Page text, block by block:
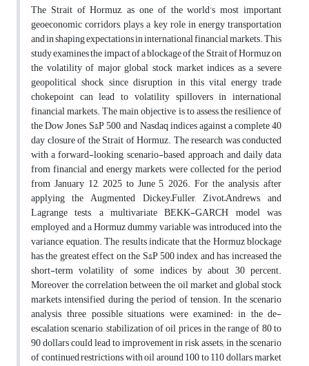
The Strait of Hormuz, as one of the world’s most important
geoeconomic corridors, plays a key role in energy transportation
and in shaping expectations in international financial markets. This
study examines the impact of a blockage of the Strait of Hormuz on
the volatility of major global stock market indices as a severe
geopolitical shock, since disruption in this vital energy trade
chokepoint can lead to volatility spillovers in international
financial markets. The main objective is to assess the resilience of
the Dow Jones, S&P 500, and Nasdaq indices against a complete 40
day closure of the Strait of Hormuz. The research was conducted
with a forward-looking, scenario-based approach, and daily data
from financial and energy markets were collected for the period
from January 12, 2025 to June 5, 2026. For the analysis, after
applying the Augmented Dickey–Fuller, Zivot–Andrews, and
Lagrange tests, a multivariate BEKK-GARCH model was
employed, and a Hormuz dummy variable was introduced into the
variance equation. The results indicate that the Hormuz blockage
has the greatest effect on the S&P 500 index and has increased the
short-term volatility of some indices by about 30 percent.
Moreover, the correlation between the oil market and global stock
markets intensified during the period of tension. In the scenario
analysis, three possible situations were examined: in the de-
escalation scenario, stabilization of oil prices in the range of 80 to
90 dollars could lead to improvement in risk assets; in the scenario
of continued restrictions with oil around 100 to 110 dollars, market